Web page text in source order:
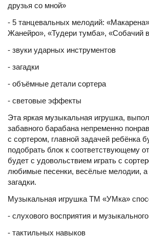
друзья со мной»
- 5 танцевальных мелодий:
Жанейро», «Тудери тумба», «Собачий
- звуки ударных инструментов
- загадки
- объёмные детали сортера
- световые эффекты
Эта яркая музыкальная игрушка,
забавного барабана непременно
с сортером, главной задачей ребёнка
подобрать блок к соответствующему
будет с удовольствием играть с
любимые песенки, весёлые мелодии, а
загадки.
Музыкальная игрушка ТМ «УМка»
- слухового восприятия и
- тактильных навыков